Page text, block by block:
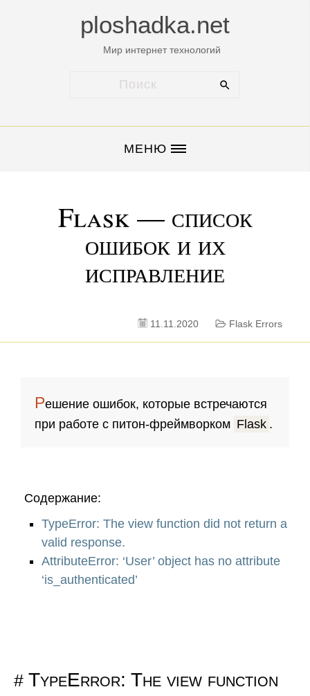
ploshadka.net
Мир интернет технологий
МЕНЮ
Flask — список
ошибок и их
исправление
11.11.2020 Flask Errors
Решение ошибок, которые встречаются
при работе с питон-фреймворком Flask .
Содержание:
TypeError: The view function did not return a
valid response.
AttributeError: ‘User’ object has no attribute
‘is_authenticated’
TypeError: The view function